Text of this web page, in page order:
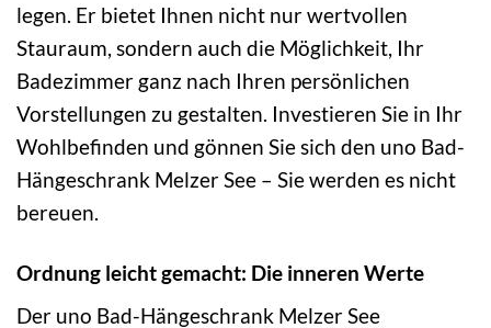
legen. Er bietet Ihnen nicht nur wertvollen
Stauraum, sondern auch die Möglichkeit, Ihr
Badezimmer ganz nach Ihren persönlichen
Vorstellungen zu gestalten. Investieren Sie in Ihr
Wohlbefinden und gönnen Sie sich den uno Bad-
Hängeschrank Melzer See – Sie werden es nicht
bereuen.
Ordnung leicht gemacht: Die inneren Werte
Der uno Bad-Hängeschrank Melzer See